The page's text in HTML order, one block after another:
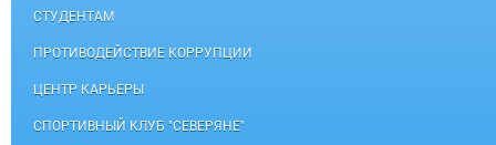
СТУДЕНТАМ
ПРОТИВОДЕЙСТВИЕ КОРРУПЦИИ
ЦЕНТР КАРЬЕРЫ
СПОРТИВНЫЙ КЛУБ "СЕВЕРЯНЕ"